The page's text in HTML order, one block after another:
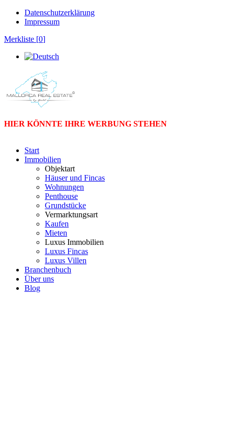
Datenschutzerklärung
Impressum
Merkliste [0]
HIER KÖNNTE IHRE WERBUNG STEHEN
Start
Immobilien
Objektart
Häuser und Fincas
Wohnungen
Penthouse
Grundstücke
Vermarktungsart
Kaufen
Mieten
Luxus Immobilien
Luxus Fincas
Luxus Villen
Branchenbuch
Über uns
Blog